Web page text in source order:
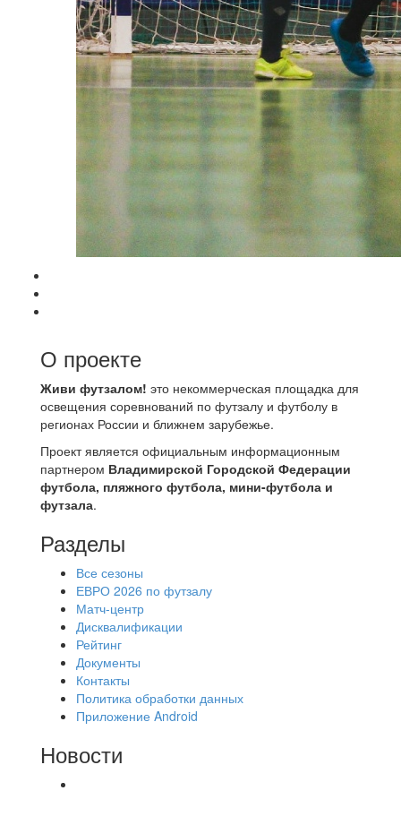
О проекте
Живи футзалом! это некоммерческая площадка для
освещения соревнований по футзалу и футболу в
регионах России и ближнем зарубежье.
Проект является официальным информационным
партнером Владимирской Городской Федерации
футбола, пляжного футбола, мини-футбола и
футзала.
Разделы
Все сезоны
ЕВРО 2026 по футзалу
Матч-центр
Дисквалификации
Рейтинг
Документы
Контакты
Политика обработки данных
Приложение Android
Новости